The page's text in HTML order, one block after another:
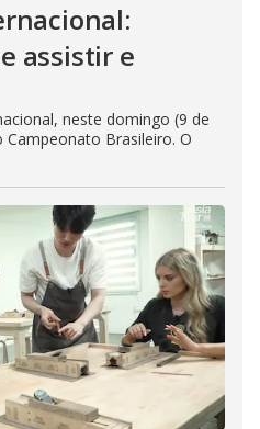
assistir e
neste domingo (9 de
Brasileiro. O